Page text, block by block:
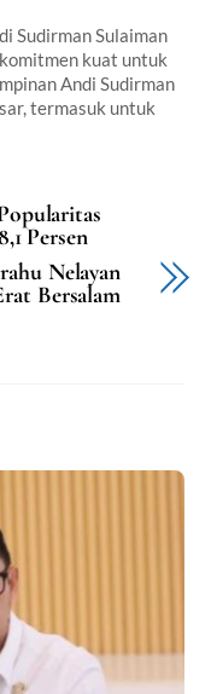
Sudirman Sulaiman
kuat untuk
Andi Sudirman
termasuk untuk
Persen
Nelayan
Bersalam